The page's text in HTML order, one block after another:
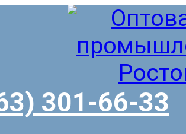
301-66-33